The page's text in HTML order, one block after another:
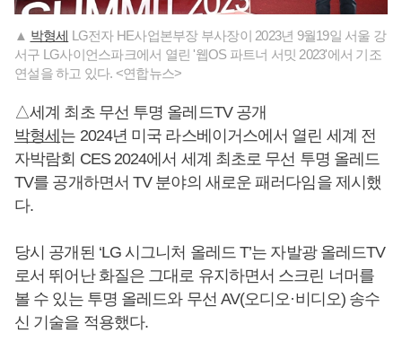
▲ 박형세 LG전자 HE사업본부장 부사장이 2023년 9월19일 서울 강
서구 LG사이언스파크에서 열린 '웹OS 파트너 서밋 2023'에서 기조
연설을 하고 있다. <연합뉴스>
△세계 최초 무선 투명 올레드TV 공개
박형세 는 2024년 미국 라스베이거스에서 열린 세계 전
자박람회 CES 2024에서 세계 최초로 무선 투명 올레드
TV를 공개하면서 TV 분야의 새로운 패러다임을 제시했
다.
당시 공개된 ‘LG 시그니처 올레드 T’는 자발광 올레드TV
로서 뛰어난 화질은 그대로 유지하면서 스크린 너머를
볼 수 있는 투명 올레드와 무선 AV(오디오·비디오) 송수
신 기술을 적용했다.